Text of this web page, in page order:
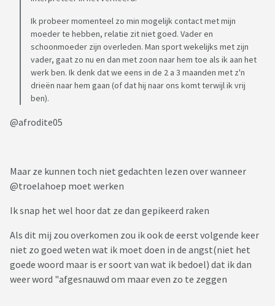
Ik probeer momenteel zo min mogelijk contact met mijn
moeder te hebben, relatie zit niet goed. Vader en
schoonmoeder zijn overleden. Man sport wekelijks met zijn
vader, gaat zo nu en dan met zoon naar hem toe als ik aan het
werk ben. Ik denk dat we eens in de 2 a 3 maanden met z'n
drieën naar hem gaan (of dat hij naar ons komt terwijl ik vrij
ben).
@afrodite05
Maar ze kunnen toch niet gedachten lezen over wanneer
@troelahoep moet werken
Ik snap het wel hoor dat ze dan gepikeerd raken
Als dit mij zou overkomen zou ik ook de eerst volgende keer
niet zo goed weten wat ik moet doen in de angst(niet het
goede woord maar is er soort van wat ik bedoel) dat ik dan
weer word "afgesnauwd om maar even zo te zeggen